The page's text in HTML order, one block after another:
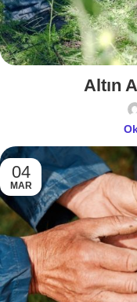
Altın
04
MAR